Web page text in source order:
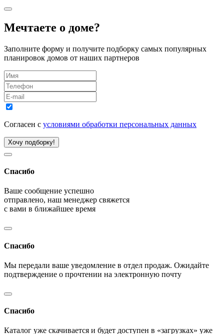
Мечтаете о доме?
Заполните форму и получите подборку самых популярных
планировок домов от наших партнеров
Согласен с условиями обработки персональных данных
Хочу подборку!
Спасибо
Ваше сообщение успешно
отправлено, наш менеджер свяжется
с вами в ближайшее время
Спасибо
Мы передали ваше уведомление в отдел продаж. Ожидайте
подтверждение о прочтении на электронную почту
Спасибо
Каталог уже скачивается и будет доступен в «загрузках» уже